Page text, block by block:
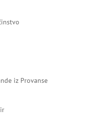
iz Provanse